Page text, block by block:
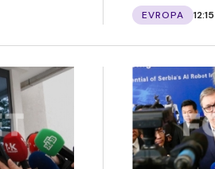
EVROPA 12:15